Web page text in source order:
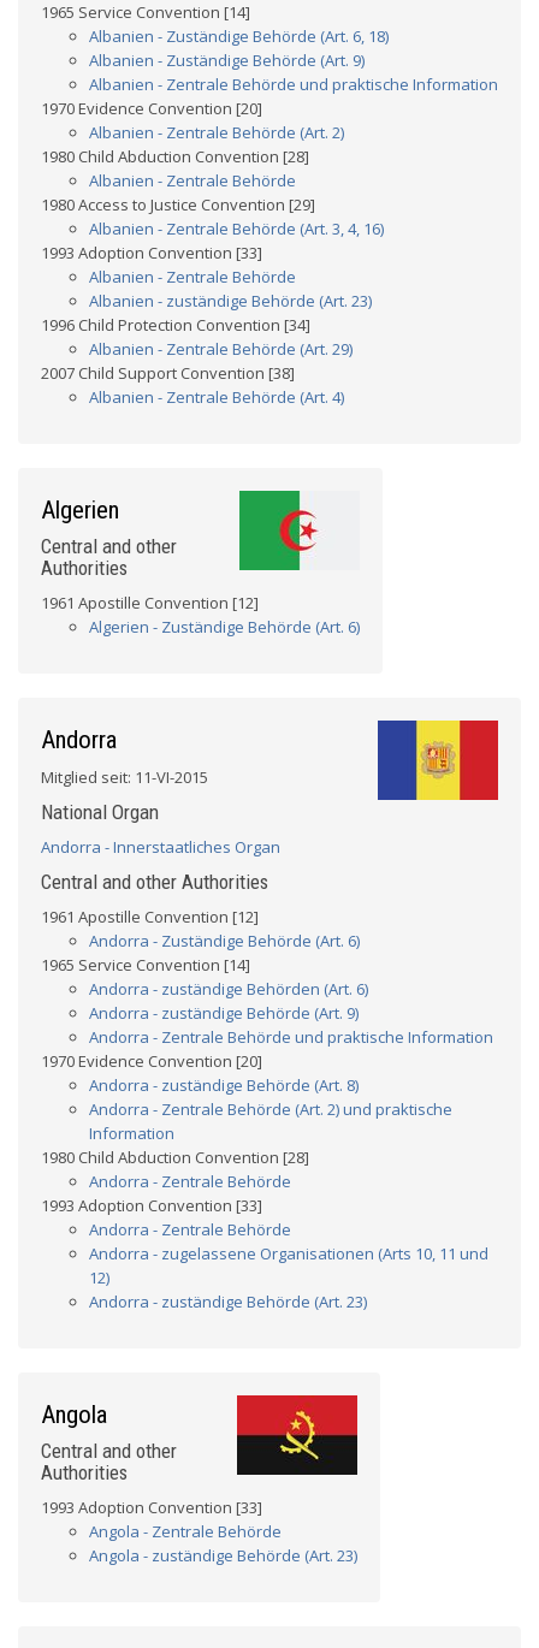
1965 Service Convention [14]
Albanien - Zuständige Behörde (Art. 6, 18)
Albanien - Zuständige Behörde (Art. 9)
Albanien - Zentrale Behörde und praktische Information
1970 Evidence Convention [20]
Albanien - Zentrale Behörde (Art. 2)
1980 Child Abduction Convention [28]
Albanien - Zentrale Behörde
1980 Access to Justice Convention [29]
Albanien - Zentrale Behörde (Art. 3, 4, 16)
1993 Adoption Convention [33]
Albanien - Zentrale Behörde
Albanien - zuständige Behörde (Art. 23)
1996 Child Protection Convention [34]
Albanien - Zentrale Behörde (Art. 29)
2007 Child Support Convention [38]
Albanien - Zentrale Behörde (Art. 4)
Algerien
Central and other
Authorities
1961 Apostille Convention [12]
Algerien - Zuständige Behörde (Art. 6)
Andorra
Mitglied seit: 11-VI-2015
National Organ
Andorra - Innerstaatliches Organ
Central and other Authorities
1961 Apostille Convention [12]
Andorra - Zuständige Behörde (Art. 6)
1965 Service Convention [14]
Andorra - zuständige Behörden (Art. 6)
Andorra - zuständige Behörde (Art. 9)
Andorra - Zentrale Behörde und praktische Information
1970 Evidence Convention [20]
Andorra - zuständige Behörde (Art. 8)
Andorra - Zentrale Behörde (Art. 2) und praktische
Information
1980 Child Abduction Convention [28]
Andorra - Zentrale Behörde
1993 Adoption Convention [33]
Andorra - Zentrale Behörde
Andorra - zugelassene Organisationen (Arts 10, 11 und
12)
Andorra - zuständige Behörde (Art. 23)
Angola
Central and other
Authorities
1993 Adoption Convention [33]
Angola - Zentrale Behörde
Angola - zuständige Behörde (Art. 23)